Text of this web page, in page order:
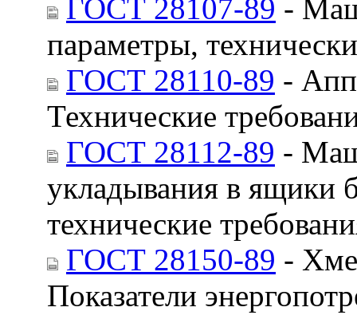
ГОСТ 28107-89 -
параметры,
ГОСТ 28110-89 -
Технические
ГОСТ 28112-89 -
укладывания в ящики
технические
ГОСТ 28150-89 -
Показатели